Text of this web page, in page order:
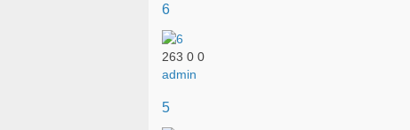
6
263 0 0
admin
5